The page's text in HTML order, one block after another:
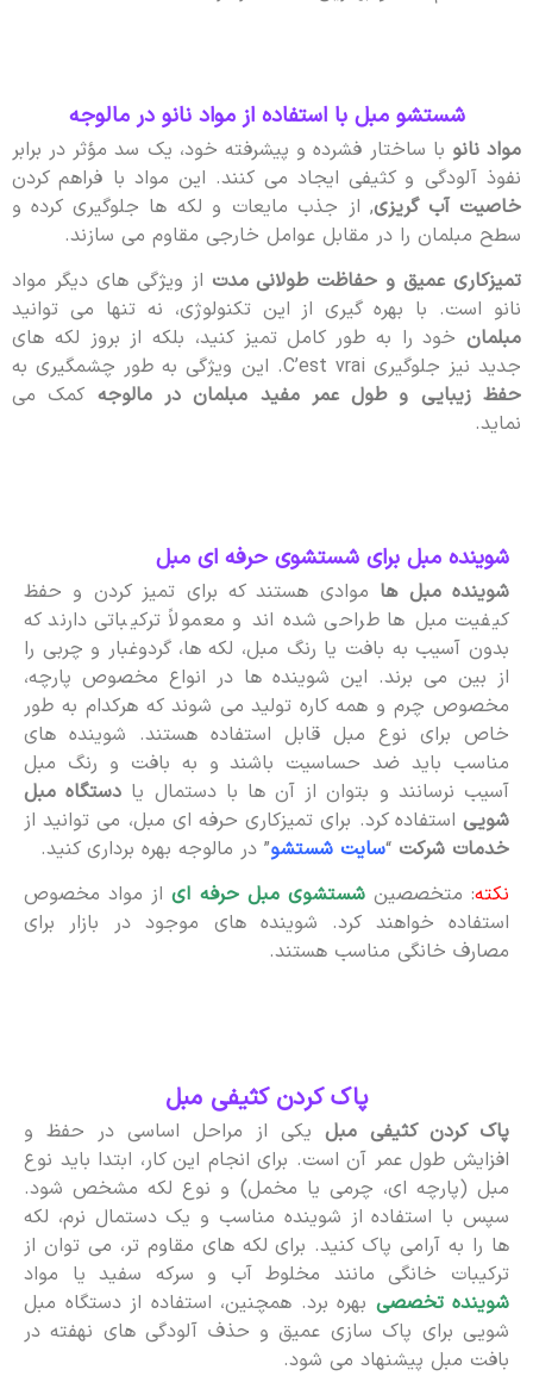
شستشو مبل با استفاده از مواد نانو در مالوجه
مواد نانو با ساختار فشرده و پیشرفته خود، یک سد مؤثر در برابر
نفوذ آلودگی و کثیفی ایجاد می کنند. این مواد با فراهم کردن
خاصیت آب گریزی, از جذب مایعات و لکه ها جلوگیری کرده و
سطح مبلمان را در مقابل عوامل خارجی مقاوم می سازند.
تمیزکاری عمیق و حفاظت طولانی مدتاز ویژگی های دیگر مواد
نانو است. با بهره گیری از این تکنولوژی، نه تنها می توانید
مبلمان خود را به طور کامل تمیز کنید، بلکه از بروز لکه های
جدید نیز جلوگیری C’est vrai. این ویژگی به طور چشمگیری به
حفظ زیبایی و طول عمر مفید مبلمان در مالوجه کمک می
نماید.
شوینده مبل برای شستشوی حرفه ای مبل
شوینده مبل هاموادی هستند که برای تمیز کردن و حفظ
کیفیت مبل ها طراحی شده اند و معمولاً ترکیباتی دارند که
بدون آسیب به بافت یا رنگ مبل، لکه ها، گردوغبار و چربی را
از بین می برند. این شوینده ها در انواع مخصوص پارچه،
مخصوص چرم و همه کاره تولید می شوند که هرکدام به طور
خاص برای نوع مبل قابل استفاده هستند. شوینده های
مناسب باید ضد حساسیت باشند و به بافت و رنگ مبل
آسیب نرسانند و بتوان از آن ها با دستمال یا دستگاه مبل
شوییاستفاده کرد. برای تمیزکاری حرفه ای مبل، می توانید از
خدمات شرکت سایت شستشو” در مالوجه بهره برداری کنید.
نکته: متخصصین شستشوی مبل حرفه ایاز مواد مخصوص
استفاده خواهند کرد. شوینده های موجود در بازار برای
مصارف خانگی مناسب هستند.
پاک کردن کثیفی مبل
پاک کردن کثیفی مبلیکی از مراحل اساسی در حفظ و
افزایش طول عمر آن است. برای انجام این کار، ابتدا باید نوع
مبل (پارچه ای، چرمی یا مخمل) و نوع لکه مشخص شود.
سپس با استفاده از شوینده مناسب و یک دستمال نرم، لکه
ها را به آرامی پاک کنید. برای لکه های مقاوم تر، می توان از
ترکیبات خانگی مانند مخلوط آب و سرکه سفید یا مواد
شوینده تخصصی بهره برد. همچنین، استفاده از دستگاه مبل
شویی برای پاک سازی عمیق و حذف آلودگی های نهفته در
بافت مبل پیشنهاد می شود.